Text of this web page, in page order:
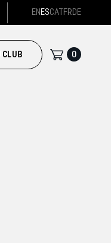
EN ESCATFRDE
CLUB 0